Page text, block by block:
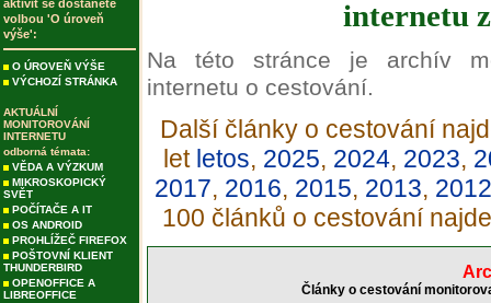
aktivit se dostanete
volbou 'O úroveň
výše':
O ÚROVEŇ VÝŠE
VÝCHOZÍ STRÁNKA
AKTUÁLNÍ
MONITOROVÁNÍ
INTERNETU
odborná témata:
VĚDA A VÝZKUM
MIKROSKOPICKÝ
SVĚT
POČÍTAČE A IT
OS ANDROID
PROHLÍŽEČ FIREFOX
POŠTOVNÍ KLIENT
THUNDERBIRD
OPENOFFICE A
LIBREOFFICE
internetu
Na této stránce je archív
internetu o cestování.
Další články o cestování
let letos, 2025, 2024, 2023,
2017, 2016, 2015, 2013, 2012
100 článků o cestování
Články o cestování